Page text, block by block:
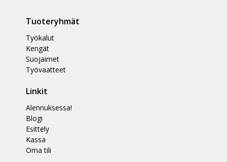
Tuoteryhmät
Työkalut
Kengät
Suojaimet
Työvaatteet
Linkit
Alennuksessa!
Blogi
Esittely
Kassa
Oma tili